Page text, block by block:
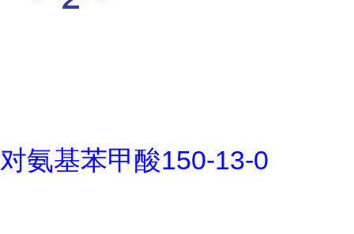
对氨基苯甲酸150-13-0